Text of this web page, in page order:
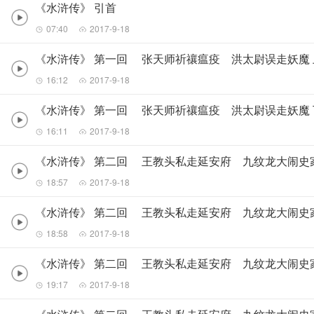
《水浒传》 引首
07:40 2017-9-18
《水浒传》 第一回 张天师祈禳瘟疫 洪太尉误走妖魔
16:12 2017-9-18
《水浒传》 第一回 张天师祈禳瘟疫 洪太尉误走妖魔
16:11 2017-9-18
《水浒传》 第二回 王教头私走延安府 九纹龙大闹史
18:57 2017-9-18
《水浒传》 第二回 王教头私走延安府 九纹龙大闹史
18:58 2017-9-18
《水浒传》 第二回 王教头私走延安府 九纹龙大闹史
19:17 2017-9-18